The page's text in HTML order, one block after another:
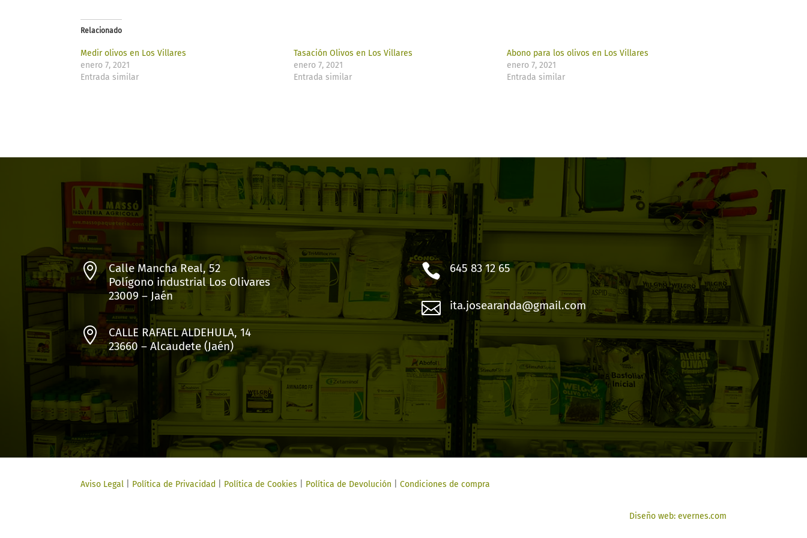
Relacionado
Medir olivos en Los Villares
enero 7, 2021
Entrada similar
Tasación Olivos en Los Villares
enero 7, 2021
Entrada similar
Abono para los olivos en Los Villares
enero 7, 2021
Entrada similar

Calle Mancha Real, 52
Polígono industrial Los Olivares
23009 – Jaén

CALLE RAFAEL ALDEHULA, 14
23660 – Alcaudete (Jaén)
 645 83 12 65
 ita.josearanda@gmail.com
Aviso Legal Política de Privacidad Política de Cookies Política de Devolución |Condiciones de compra
Diseño web: evernes.com